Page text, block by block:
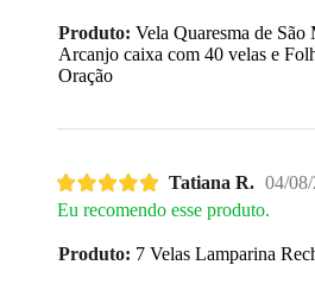
Produto: Vela Quaresma de São
Arcanjo caixa com 40 velas e
Oração
Tatiana R. 04/
Eu recomendo esse produto.
Produto: 7 Velas Lamparina